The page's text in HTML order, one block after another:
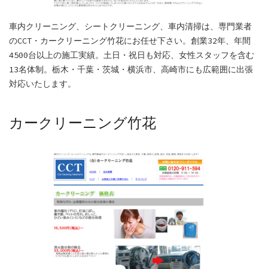
車内クリーニング、シートクリーニング、車内清掃は、専門業者
のCCT・カークリーニング竹花にお任せ下さい。創業32年、年間
4500台以上の施工実績。土日・祝日も対応、女性スタッフを含む
13名体制。栃木・千葉・茨城・横浜市、高崎市にも広範囲に出張
対応いたします。
カークリーニング竹花